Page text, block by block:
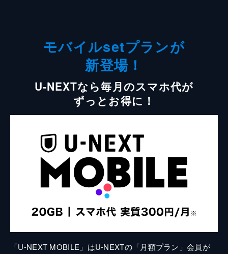
モバイルsetプランが
新登場！
U-NEXTなら毎月のスマホ代が
ずっとお得に！
「U-NEXT MOBILE」はU-NEXTの「月額プラン」会員が